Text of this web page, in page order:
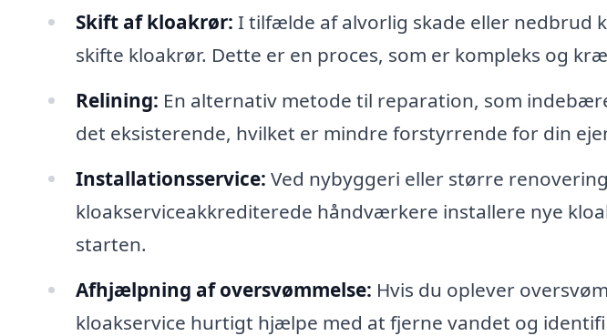
Skift af kloakrør: I tilfælde af alvorlig skade eller nedbrud
skifte kloakrør. Dette er en proces, som er kompleks og
Relining: En alternativ metode til reparation, som
det eksisterende, hvilket er mindre forstyrrende for din
Installationsservice: Ved nybyggeri eller større
kloakserviceakkrediterede håndværkere installere nye
starten.
Afhjælpning af oversvømmelse: Hvis du oplever
kloakservice hurtigt hjælpe med at fjerne vandet og